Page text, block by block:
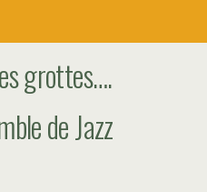
grottes….
de Jazz